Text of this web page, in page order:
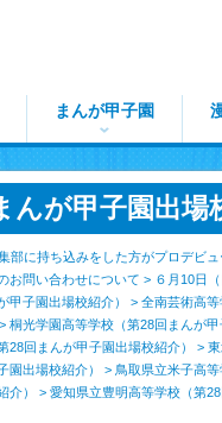
まんが甲子園
が甲子園出場
部に持ち込みをした方がプロデビュ
お問い合わせについて > ６月10日
甲子園出場校紹介） > 全南芸術高
> 桐光学園高等学校（第28回まんが甲
回まんが甲子園出場校紹介） >
園出場校紹介） > 鳥取県立米子高
介）
> 愛知県立豊明高等学校（第